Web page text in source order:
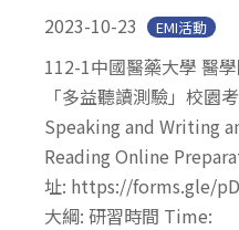
2023-10-23 EMI活動
112-1中國醫藥大學 醫
「多益聽讀測驗」校園
Speaking and Writing
Reading Online
址: https://forms.gle/
大綱: 研習時間 Time: